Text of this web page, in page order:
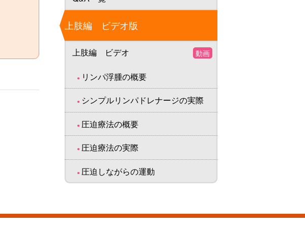
上肢編 ビデオ版
上肢編 ビデオ 動画
リンパ浮腫の概要
シンプルリンパドレナージの実際
圧迫療法の概要
圧迫療法の実際
圧迫しながらの運動